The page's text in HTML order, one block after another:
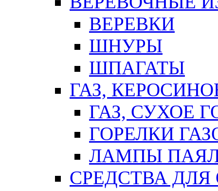
ВЕРЕВКИ
ШНУРЫ
ШПАГАТЫ
ГАЗ,
ГАЗ, СУХОЕ
ГОРЕЛКИ
ЛАМПЫ
СРЕДСТВА